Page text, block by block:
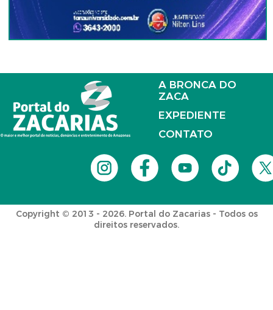
A BRONCA DO
ZACA
EXPEDIENTE
CONTATO
Copyright © 2013 - 2026. Portal do Zacarias - Todos os
direitos reservados.